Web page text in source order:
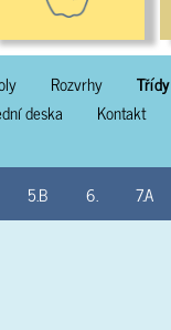
Rozvrhy Třídy
deska Kontakt
5.B 6. 7.A